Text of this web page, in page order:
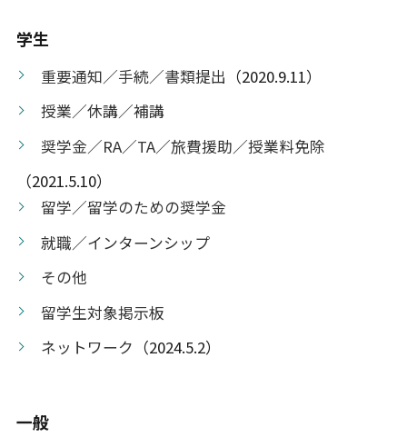
学生
重要通知／手続／書類提出 （2020.9.11）
授業／休講／補講
奨学金／RA／TA／旅費援助／授業料免除
（2021.5.10）
留学／留学のための奨学金
就職／インターンシップ
その他
留学生対象掲示板
ネットワーク （2024.5.2）
一般